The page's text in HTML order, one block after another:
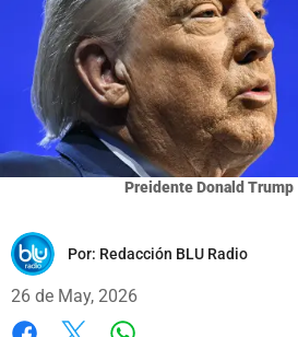
Preidente Donald Trump
Por: Redacción BLU Radio
26 de May, 2026